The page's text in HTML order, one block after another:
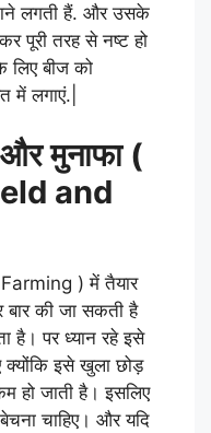
लगती हैं. और उसके
पूरी तरह से नष्ट हो
लिए बीज को
में लगाएं.|
और मुनाफा (
and
) में तैयार
की जा सकती है
है। पर ध्यान रहे इसे
क्योंकि इसे खुला छोड़
हो जाती है। इसलिए
चाहिए। और यदि